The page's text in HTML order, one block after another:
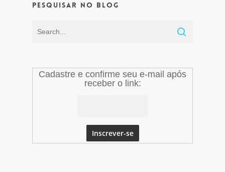
Pesquisar no Blog
Cadastre e confirme seu e-mail após
receber o link: